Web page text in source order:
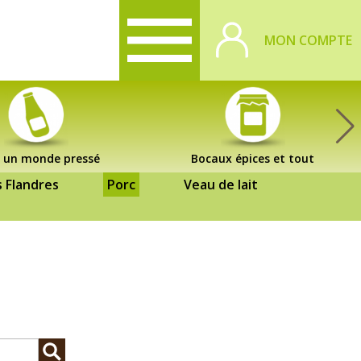
MON COMPTE
un monde pressé Bocaux épices et tout
Flandres Porc Veau de lait